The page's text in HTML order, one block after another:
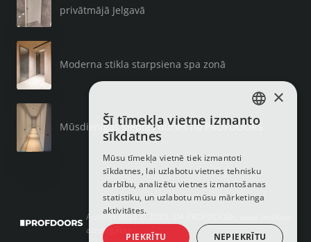
privātmājā Jelgavā
Moderna stikla starpsiena spa zonā
Mūsdienīgas slēptās durvis no PROFDOORS
Autortiesības © 2025, SIA PROFDOORS, visas tiesības
aizsargātas
LATVIAN
ENGLISH
×
Šī tīmekļa vietne izmanto
sīkdatnes
Mūsu tīmekļa vietnē tiek izmantoti
sīkdatnes, lai uzlabotu vietnes tehnisku
darbību, analizētu vietnes izmantošanas
statistiku, un uzlabotu mūsu mārketinga
aktivitātes.
PIEKRĪTU NEPIEKRĪTU